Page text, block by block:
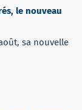
le nouveau
sa nouvelle